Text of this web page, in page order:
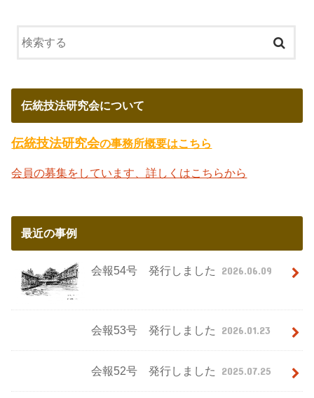
伝統技法研究会について
伝統技法研究会の事務所概要はこちら
会員の募集をしています、詳しくはこちらから
最近の事例
会報54号 発行しました 2026.06.09
会報53号 発行しました 2026.01.23
会報52号 発行しました 2025.07.25